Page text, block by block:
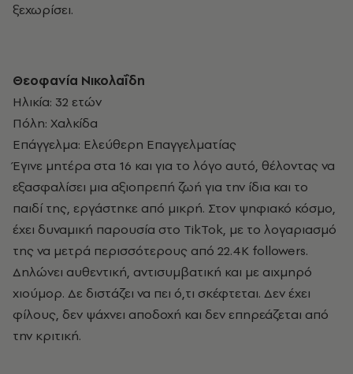
ξεχωρίσει.
Θεοφανία Νικολαΐδη
Ηλικία: 32 ετών
Πόλη: Χαλκίδα
Επάγγελμα: Ελεύθερη Επαγγελματίας
Έγινε μητέρα στα 16 και για το λόγο αυτό, θέλοντας να
εξασφαλίσει μια αξιοπρεπή ζωή για την ίδια και το
παιδί της, εργάστηκε από μικρή. Στον ψηφιακό κόσμο,
έχει δυναμική παρουσία στο TikTok, με το λογαριασμό
της να μετρά περισσότερους από 22.4K followers.
Δηλώνει αυθεντική, αντισυμβατική και με αιχμηρό
χιούμορ. Δε διστάζει να πει ό,τι σκέφτεται. Δεν έχει
φίλους, δεν ψάχνει αποδοχή και δεν επηρεάζεται από
την κριτική.